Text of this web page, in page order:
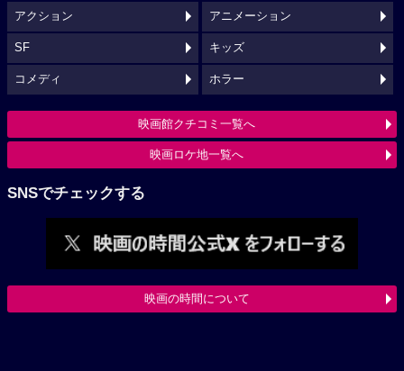
アクション アニメーション
SF キッズ
コメディ ホラー
映画館クチコミ一覧へ
映画ロケ地一覧へ
SNSでチェックする
映画の時間について